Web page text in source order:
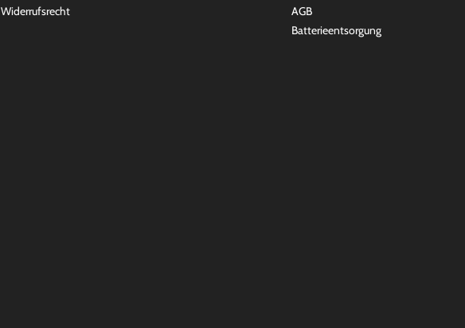
Widerrufsrecht
AGB
Batterieentsorgung